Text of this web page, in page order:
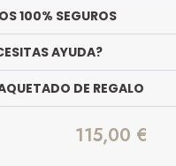
100% SEGUROS
AYUDA?
DE REGALO
115,00 €